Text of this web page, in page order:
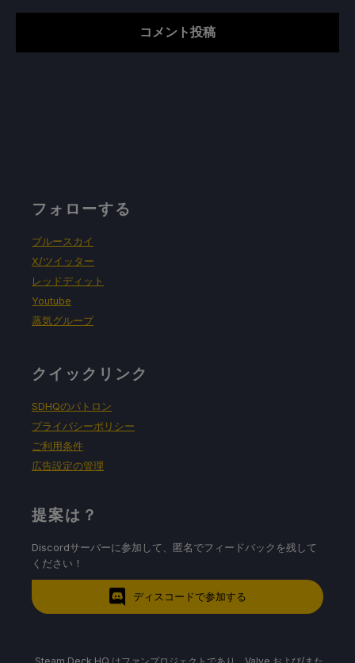
フォローする
ブルースカイ
X/ツイッター
レッドディット
Youtube
蒸気グループ
クイックリンク
SDHQのパトロン
プライバシーポリシー
ご利用条件
広告設定の管理
提案は？
Discordサーバーに参加して、匿名でフィードバックを残して
ください！
ディスコードで参加する